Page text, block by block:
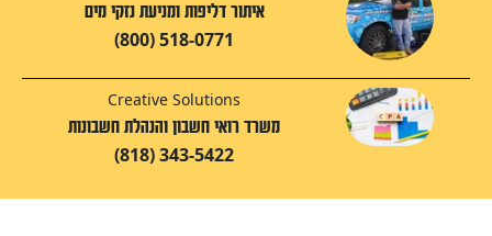
איתור דליפות ומניעת נזקי מים
(800) 518-0771
Creative Solutions
משרד רואי חשבון והנהלת חשבונות
(818) 343-5422